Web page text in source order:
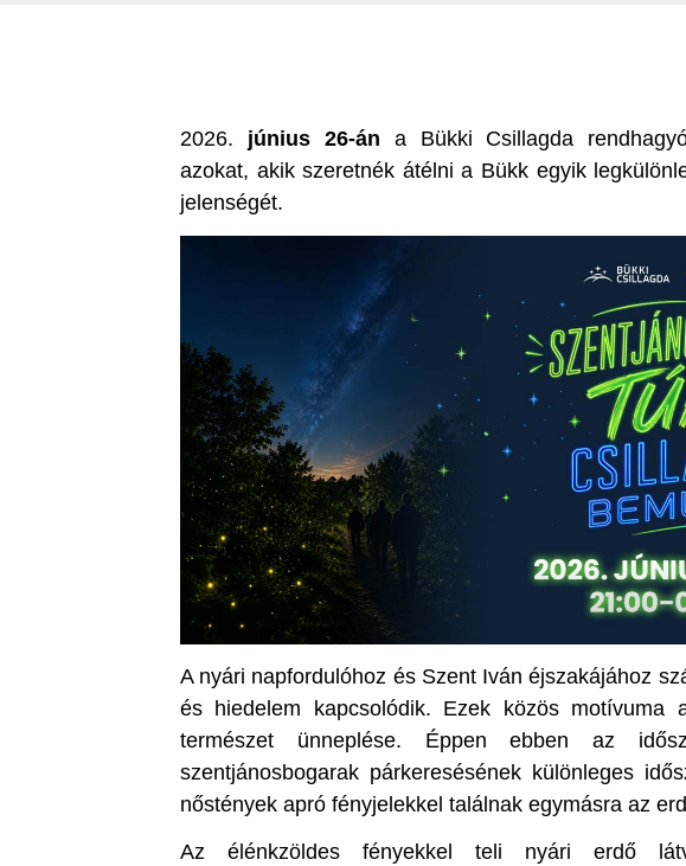
2026. június 26-án a Bükki Csillagda
azokat, akik szeretnék átélni a Bükk egyik
jelenségét.
A nyári napfordulóhoz és Szent Iván éjszakájához
és hiedelem kapcsolódik. Ezek közös
természet ünneplése. Éppen ebben az
szentjánosbogarak párkeresésének különleges
nőstények apró fényjelekkel találnak egymásra az
Az élénkzöldes fényekkel teli nyári erdő